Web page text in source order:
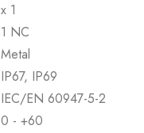
x 1
1 NC
Metal
IP67, IP69
IEC/EN 60947-5-2
0 - +60